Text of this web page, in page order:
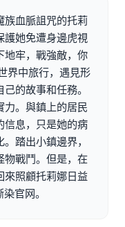
族血脈詛咒的托莉
護她免遭身邊虎視
地牢，戰強敵，你
界中旅行，遇見形
的故事和任務。
力。與鎮上的居民
信息，只是她的病
踏出小鎮邊界，
物戰鬥。但是，在
來照顧托莉娜日益
官网。